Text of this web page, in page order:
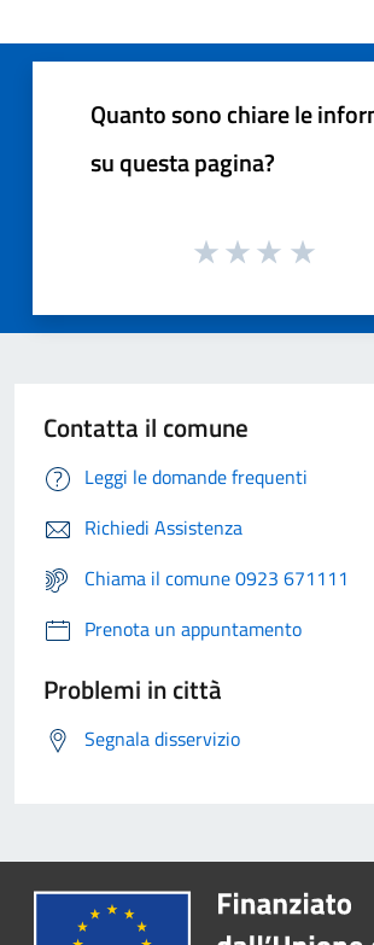
Quanto sono chiare le
su questa pagina?
Contatta il comune
Leggi le domande frequenti
Richiedi Assistenza
Chiama il comune 0923 671111
Prenota un appuntamento
Problemi in città
Segnala disservizio